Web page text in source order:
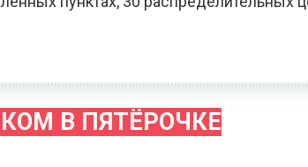
В ПЯТЁРОЧКЕ